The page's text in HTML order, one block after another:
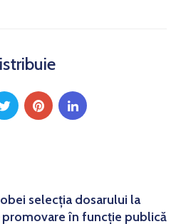
selecția dosarului la
în funcție publică